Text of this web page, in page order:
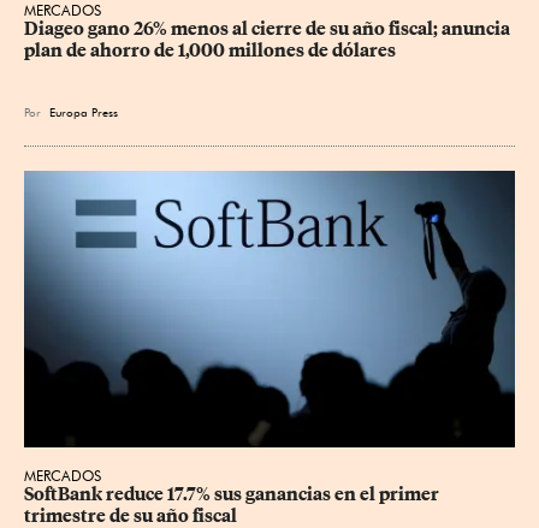
MERCADOS
Diageo gano 26% menos al cierre de su año fiscal; anuncia
plan de ahorro de 1,000 millones de dólares
Por Europa Press
MERCADOS
SoftBank reduce 17.7% sus ganancias en el primer
trimestre de su año fiscal